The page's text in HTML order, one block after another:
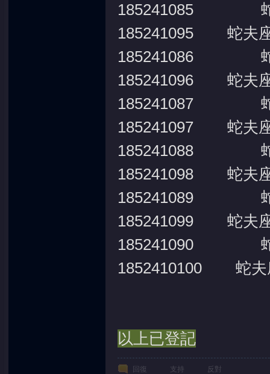
185241085 蛇
185241095 蛇夫
185241086 蛇
185241096 蛇夫
185241087 蛇
185241097 蛇夫
185241088 蛇
185241098 蛇夫
185241089 蛇
185241099 蛇夫
185241090 蛇
1852410100 蛇夫
以上已登記
回復 支持 反對